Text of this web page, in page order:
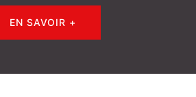
EN SAVOIR +